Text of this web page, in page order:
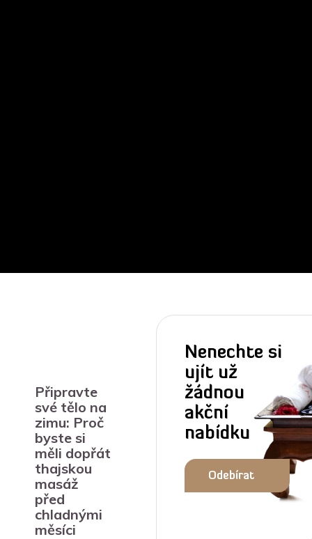
Připravte
své tělo na
zimu: Proč
byste si
měli dopřát
thajskou
masáž
před
chladnými
měsíci
Nenechte si
ujít už
žádnou
akční
nabídku
Odebírat